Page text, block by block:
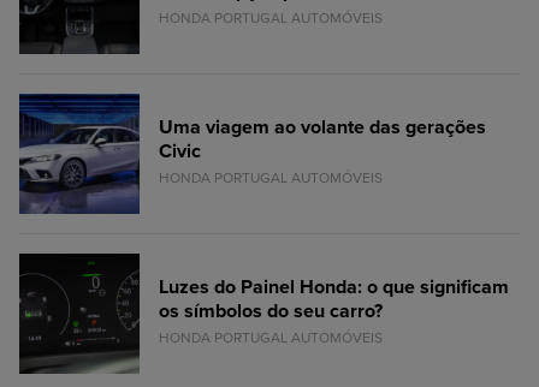
HONDA PORTUGAL AUTOMÓVEIS
Uma viagem ao volante das gerações
Civic
HONDA PORTUGAL AUTOMÓVEIS
Luzes do Painel Honda: o que significam
os símbolos do seu carro?
HONDA PORTUGAL AUTOMÓVEIS